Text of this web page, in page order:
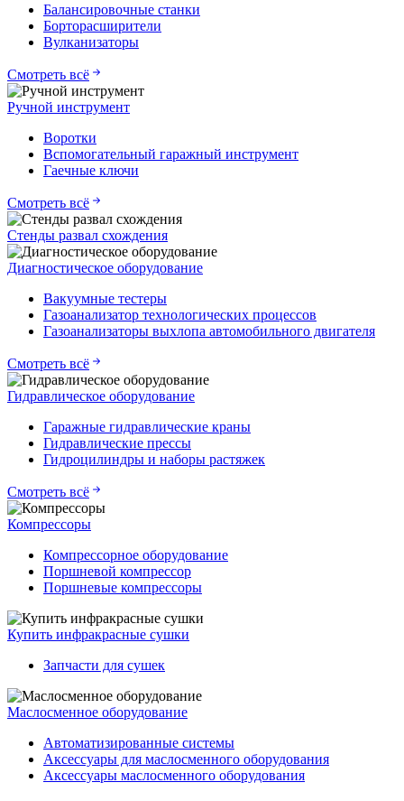
Балансировочные станки
Борторасширители
Вулканизаторы
Смотреть всё
Ручной инструмент
Воротки
Вспомогательный гаражный инструмент
Гаечные ключи
Смотреть всё
Стенды развал схождения
Диагностическое оборудование
Вакуумные тестеры
Газоанализатор технологических процессов
Газоанализаторы выхлопа автомобильного двигателя
Смотреть всё
Гидравлическое оборудование
Гаражные гидравлические краны
Гидравлические прессы
Гидроцилиндры и наборы растяжек
Смотреть всё
Компрессоры
Компрессорное оборудование
Поршневой компрессор
Поршневые компрессоры
Купить инфракрасные сушки
Запчасти для сушек
Маслосменное оборудование
Автоматизированные системы
Аксессуары для маслосменного оборудования
Аксессуары маслосменного оборудования